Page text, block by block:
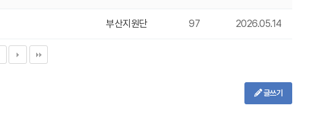
부산지원단 97 2026.05.14
글쓰기